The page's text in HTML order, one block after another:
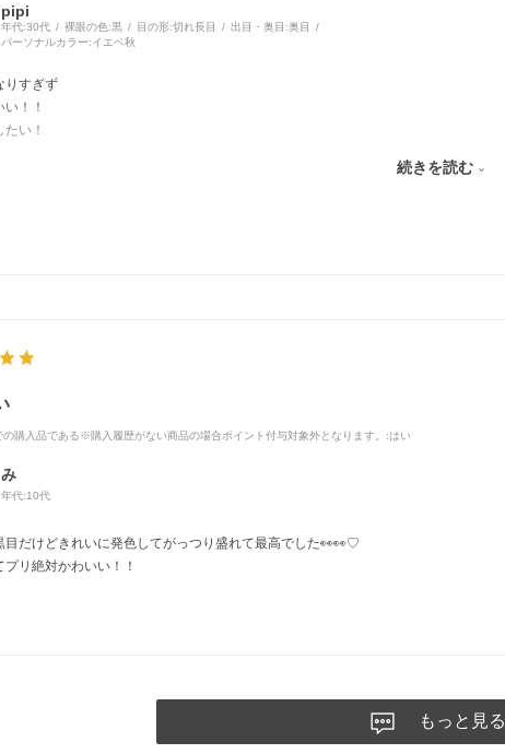
pipi
年代:30代 裸眼の色:黒 目の形:切れ長目 出目・奥目:奥目
パーソナルカラー:イエベ秋
りすぎず
！！
い！
続きを読む
の購入品である※購入履歴がない商品の場合ポイント付与対象外となります。 :はい
み
年代:10代
目だけどきれいに発色してがっつり盛れて最高でした👀👀♡
プリ絶対かわいい！！
もっと見る